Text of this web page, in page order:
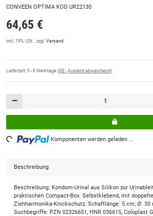
CONVEEN OPTIMA KOD UR22130
64,65 €
inkl. 19% USt. , zzgl. Versand
Lieferzeit: 3 - 8 Werktage (DE - Ausland abweichend)
Komponenten werden geladen ...
Beschreibung
Beschreibung: Kondom-Urinal aus Silikon zur
praktischen Compact-Box. Selbstklebend, mit
Ziehharmonika-Knickschutz. Schaftlänge: 5 cm; Ø: 30
Suchbegriffe: PZN 02326651, HNR 036615, Coloplast